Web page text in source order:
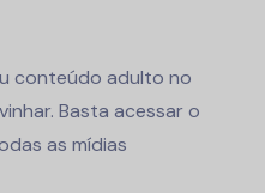
conteúdo adulto no
Basta acessar o
as mídias